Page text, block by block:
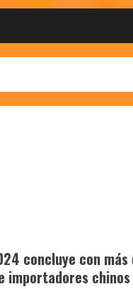
concluye con
importadores chinos